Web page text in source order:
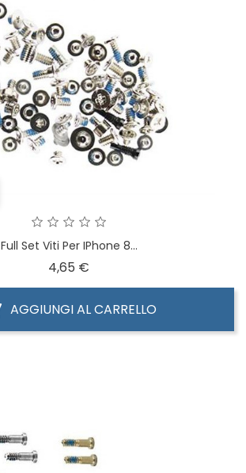
Full Set Viti Per IPhone 8...
4,65 €
AGGIUNGI AL CARRELLO